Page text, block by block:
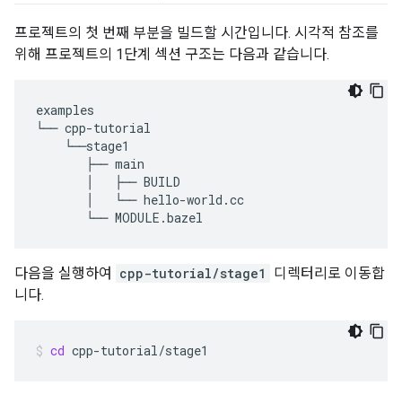
프로젝트의 첫 번째 부분을 빌드할 시간입니다. 시각적 참조를
위해 프로젝트의 1단계 섹션 구조는 다음과 같습니다.
examples
└── cpp-tutorial
    └──stage1
       ├── main
       │   ├── BUILD
       │   └── hello-world.cc
다음을 실행하여 cpp-tutorial/stage1
디렉터리로 이동합
니다.
cd cpp-tutorial/stage1